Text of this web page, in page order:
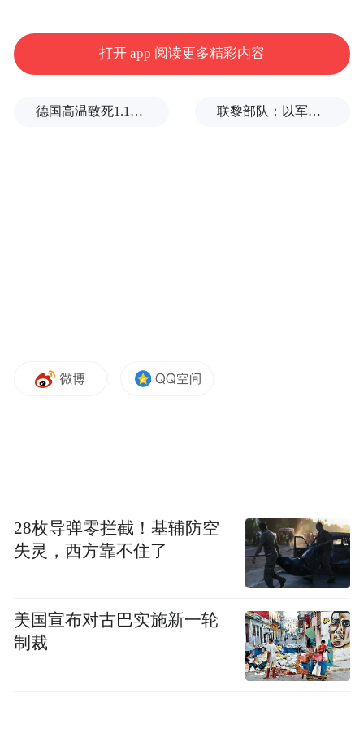
来源：新华社打开 app 阅读更多精彩内容
德国高温致死1.19万人，为2016年来最高纪录 联黎部队：以军单日向黎发射113枚炮弹
28枚导弹零拦截！基辅防空
失灵，西方靠不住了
美国宣布对古巴实施新一轮
制裁